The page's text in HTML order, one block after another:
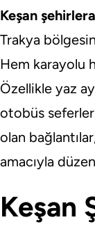
Keşan
Trakya
Hem karayolu
Özellikle yaz
otobüs
olan
amacıyla
Keşan